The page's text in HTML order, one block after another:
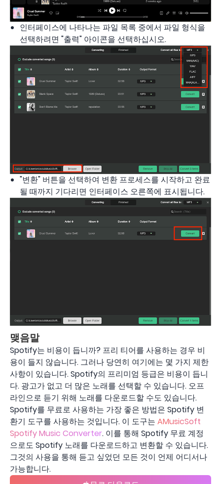
인터페이스에 나타나는 파일 목록 중에서 파일 형식을
선택하려면 "출력" 아이콘을 선택하십시오.
"변환" 버튼을 선택하여 변환 프로세스를 시작하고 완료
될 때까지 기다리면 인터페이스 오른쪽에 표시됩니다.
맺음말
Spotify는 비용이 듭니까? 프리 티어를 사용하는 경우 비
용이 들지 않습니다. 그러나 당연히 여기에는 몇 가지 제한
사항이 있습니다. Spotify의 프리미엄 등급은 비용이 듭니
다. 광고가 없고 더 많은 노래를 선택할 수 있습니다. 오프
라인으로 듣기 위해 노래를 다운로드할 수도 있습니다.
Spotify를 무료로 사용하는 가장 좋은 방법은 Spotify 변
환기 도구를 사용하는 것입니다. 이 도구는 AMusicSoft
Spotify Music Converter. 이를 통해 Spotify 무료 계정
으로도 Spotify 노래를 다운로드하고 변환할 수 있습니다.
그것의 사용을 통해 듣고 싶었던 모든 것이 언제 어디서나
가능합니다.